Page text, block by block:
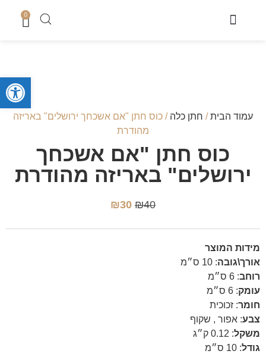
0
עמוד הבית/ חתן כלה / כוס חתן "אם אשכחך ירושלים" באריזה
מהודרת
כוס חתן "אם אשכחך
ירושלים" באריזה מהודרת
₪40
₪30
מידות המוצר
אורך\גובה: 10 ס״מ
רוחב: 6 ס״מ
עומק: 6 ס״מ
חומר: זכוכית
צבע: אפור , שקוף
משקל: 0.12 ק״ג
גודל: 10 ס״מ
פתח